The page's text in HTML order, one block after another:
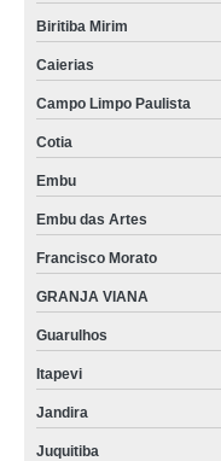
Biritiba Mirim
Caierias
Campo Limpo Paulista
Cotia
Embu
Embu das Artes
Francisco Morato
GRANJA VIANA
Guarulhos
Itapevi
Jandira
Juquitiba